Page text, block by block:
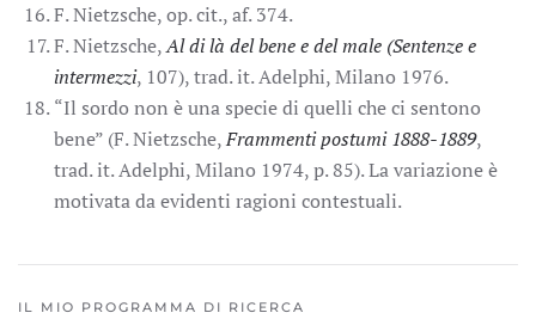
F. Nietzsche, op. cit., af. 374.
F. Nietzsche,Al di là del bene e del male (Sentenze e
intermezzi, 107), trad. it. Adelphi, Milano 1976.
“Il sordo non è una specie di quelli che ci sentono
bene” (F. Nietzsche,Frammenti postumi 1888-1889,
trad. it. Adelphi, Milano 1974, p. 85). La variazione è
motivata da evidenti ragioni contestuali.
IL MIO PROGRAMMA DI RICERCA